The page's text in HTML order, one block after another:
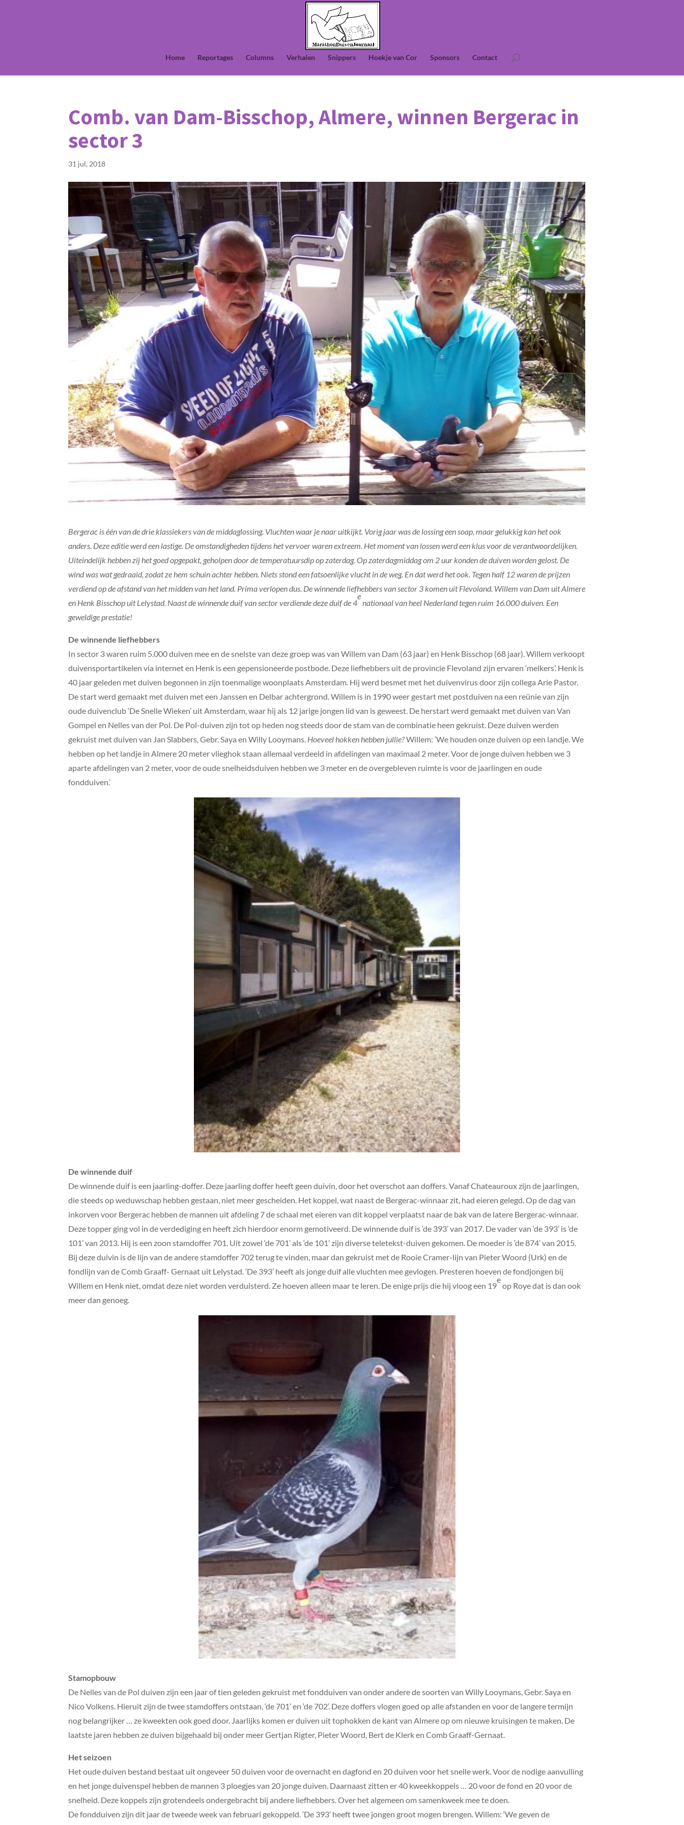
Home Reportages Columns Verhalen Snippers Hoekje van Cor Sponsors Contact
Comb. van Dam-Bisschop, Almere, winnen Bergerac in
sector 3
31 jul, 2018
Bergerac is één van de drie klassiekers van de middaglossing. Vluchten waar je naar uitkijkt. Vorig jaar was de lossing een soap, maar gelukkig kan het ook
anders. Deze editie werd een lastige. De omstandigheden tijdens het vervoer waren extreem. Het moment van lossen werd een klus voor de verantwoordelijken.
Uiteindelijk hebben zij het goed opgepakt, geholpen door de temperatuursdip op zaterdag. Op zaterdagmiddag om 2 uur konden de duiven worden gelost. De
wind was wat gedraaid, zodat ze hem schuin achter hebben. Niets stond een fatsoenlijke vlucht in de weg. En dat werd het ook. Tegen half 12 waren de prijzen
verdiend op de afstand van het midden van het land. Prima verlopen dus. De winnende liefhebbers van sector 3 komen uit Flevoland. Willem van Dam uit Almere
en Henk Bisschop uit Lelystad. Naast de winnende duif van sector verdiende deze duif de 4
e
nationaal van heel Nederland tegen ruim 16.000 duiven. Een
geweldige prestatie!
De winnende liefhebbers
In sector 3 waren ruim 5.000 duiven mee en de snelste van deze groep was van Willem van Dam (63 jaar) en Henk Bisschop (68 jaar). Willem verkoopt
duivensportartikelen via internet en Henk is een gepensioneerde postbode. Deze liefhebbers uit de provincie Flevoland zijn ervaren ‘melkers’. Henk is
40 jaar geleden met duiven begonnen in zijn toenmalige woonplaats Amsterdam. Hij werd besmet met het duivenvirus door zijn collega Arie Pastor.
De start werd gemaakt met duiven met een Janssen en Delbar achtergrond. Willem is in 1990 weer gestart met postduiven na een reünie van zijn
oude duivenclub ‘De Snelle Wieken’ uit Amsterdam, waar hij als 12 jarige jongen lid van is geweest. De herstart werd gemaakt met duiven van Van
Gompel en Nelles van der Pol. De Pol-duiven zijn tot op heden nog steeds door de stam van de combinatie heen gekruist. Deze duiven werden
gekruist met duiven van Jan Slabbers, Gebr. Saya en Willy Looymans. Hoeveel hokken hebben jullie?Willem: ‘We houden onze duiven op een landje. We
hebben op het landje in Almere 20 meter vlieghok staan allemaal verdeeld in afdelingen van maximaal 2 meter. Voor de jonge duiven hebben we 3
aparte afdelingen van 2 meter, voor de oude snelheidsduiven hebben we 3 meter en de overgebleven ruimte is voor de jaarlingen en oude
fondduiven.’
De winnende duif
De winnende duif is een jaarling-doffer. Deze jaarling doffer heeft geen duivin, door het overschot aan doffers. Vanaf Chateauroux zijn de jaarlingen,
die steeds op weduwschap hebben gestaan, niet meer gescheiden. Het koppel, wat naast de Bergerac-winnaar zit, had eieren gelegd. Op de dag van
inkorven voor Bergerac hebben de mannen uit afdeling 7 de schaal met eieren van dit koppel verplaatst naar de bak van de latere Bergerac-winnaar.
Deze topper ging vol in de verdediging en heeft zich hierdoor enorm gemotiveerd. De winnende duif is ‘de 393’ van 2017. De vader van ‘de 393’ is ‘de
101’ van 2013. Hij is een zoon stamdoffer 701. Uit zowel ‘de 701’ als ‘de 101’ zijn diverse teletekst-duiven gekomen. De moeder is ‘de 874’ van 2015.
Bij deze duivin is de lijn van de andere stamdoffer 702 terug te vinden, maar dan gekruist met de Rooie Cramer-lijn van Pieter Woord (Urk) en de
fondlijn van de Comb Graaff- Gernaat uit Lelystad. ‘De 393’ heeft als jonge duif alle vluchten mee gevlogen. Presteren hoeven de fondjongen bij
Willem en Henk niet, omdat deze niet worden verduisterd. Ze hoeven alleen maar te leren. De enige prijs die hij vloog een 19
e
op Roye dat is dan ook
meer dan genoeg.
Stamopbouw
De Nelles van de Pol duiven zijn een jaar of tien geleden gekruist met fondduiven van onder andere de soorten van Willy Looymans, Gebr. Saya en
Nico Volkens. Hieruit zijn de twee stamdoffers ontstaan, ‘de 701’ en ‘de 702’. Deze doffers vlogen goed op alle afstanden en voor de langere termijn
nog belangrijker … ze kweekten ook goed door. Jaarlijks komen er duiven uit tophokken de kant van Almere op om nieuwe kruisingen te maken. De
laatste jaren hebben ze duiven bijgehaald bij onder meer Gertjan Rigter, Pieter Woord, Bert de Klerk en Comb Graaff-Gernaat.
Het seizoen
Het oude duiven bestand bestaat uit ongeveer 50 duiven voor de overnacht en dagfond en 20 duiven voor het snelle werk. Voor de nodige aanvulling
en het jonge duivenspel hebben de mannen 3 ploegjes van 20 jonge duiven. Daarnaast zitten er 40 kweekkoppels … 20 voor de fond en 20 voor de
snelheid. Deze koppels zijn grotendeels ondergebracht bij andere liefhebbers. Over het algemeen om samenkweek mee te doen.
De fondduiven zijn dit jaar de tweede week van februari gekoppeld. ‘De 393’ heeft twee jongen groot mogen brengen. Willem: ‘We geven de